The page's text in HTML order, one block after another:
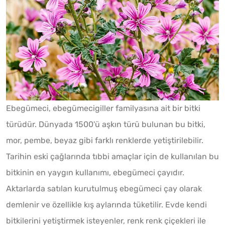
Ebegümeci, ebegümecigiller familyasına ait bir bitki
türüdür. Dünyada 1500'ü aşkın türü bulunan bu bitki,
mor, pembe, beyaz gibi farklı renklerde yetiştirilebilir.
Tarihin eski çağlarında tıbbi amaçlar için de kullanılan bu
bitkinin en yaygın kullanımı, ebegümeci çayıdır.
Aktarlarda satılan kurutulmuş ebegümeci çay olarak
demlenir ve özellikle kış aylarında tüketilir. Evde kendi
bitkilerini yetiştirmek isteyenler, renk renk çiçekleri ile